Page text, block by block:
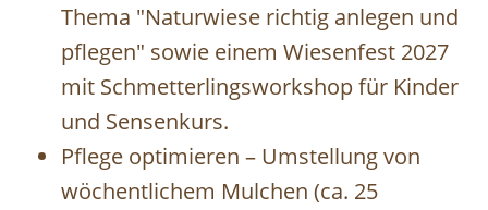
Thema "Naturwiese richtig anlegen und
pflegen" sowie einem Wiesenfest 2027
mit Schmetterlingsworkshop für Kinder
und Sensenkurs.
Pflege optimieren – Umstellung von
wöchentlichem Mulchen (ca. 25